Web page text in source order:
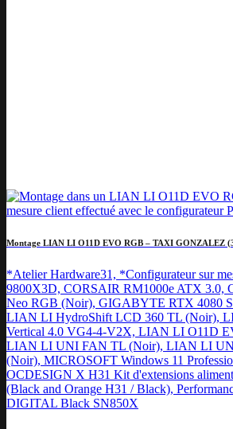
Montage LIAN LI O11D EVO RGB – TAXI GONZALEZ
*Atelier Hardware31, *Configurateur sur
9800X3D, CORSAIR RM1000e ATX 3.0,
Neo RGB (Noir), GIGABYTE RTX 4080
LIAN LI HydroShift LCD 360 TL (Noir),
Vertical 4.0 VG4-4-V2X, LIAN LI O11D
LIAN LI UNI FAN TL (Noir), LIAN LI
(Noir), MICROSOFT Windows 11
OCDESIGN X H31 Kit d'extensions
(Black and Orange H31 / Black),
DIGITAL Black SN850X